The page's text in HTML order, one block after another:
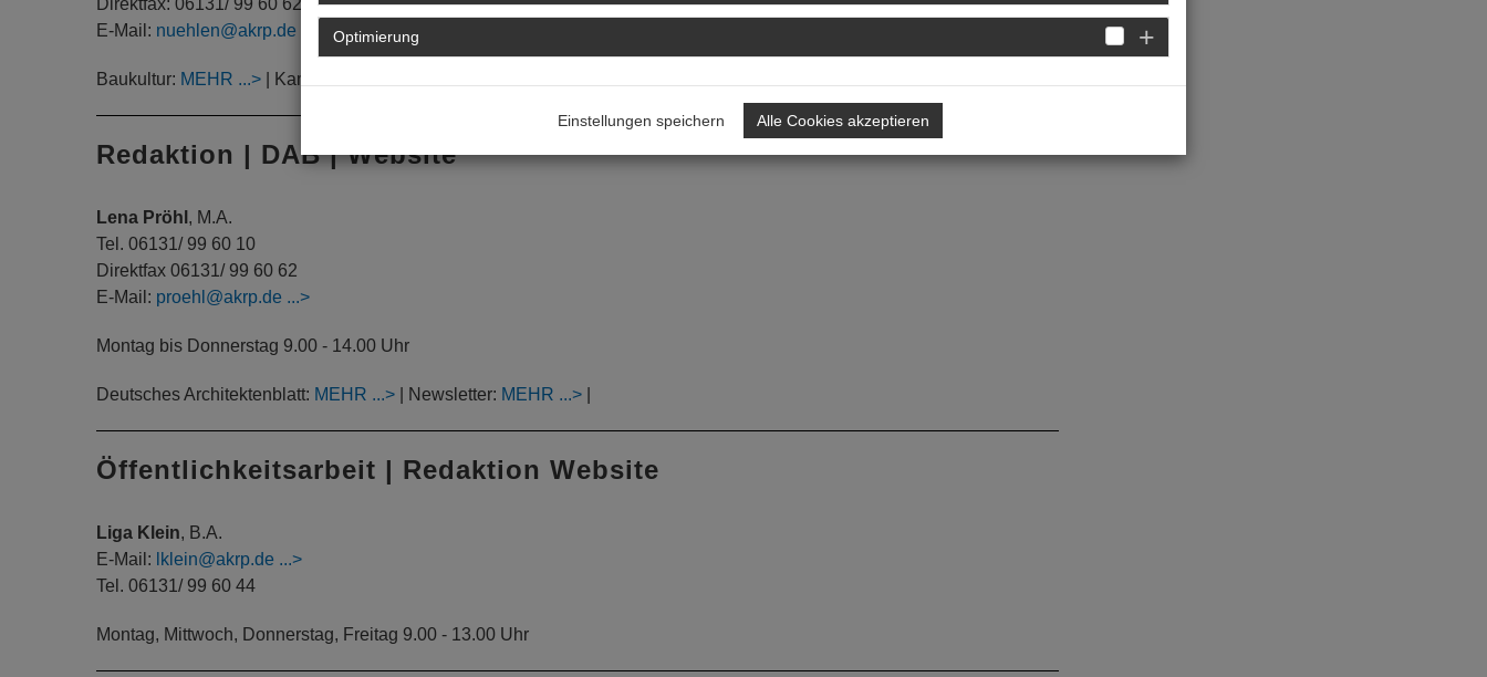
Direktfax: 06131/ 99 60 62
E-Mail: nuehlen@akrp.de
Baukultur: MEHR | Kammergruppen:
Redaktion | DAB | Website
Lena Pröhl , M.A.
Tel. 06131/ 99 60 10
Direktfax 06131/ 99 60 62
E-Mail: proehl@akrp.de
Montag bis Donnerstag 9.00 - 14.00 Uhr
Deutsches Architektenblatt: MEHR | Newsletter: MEHR
Öffentlichkeitsarbeit | Redaktion Website
Liga Klein, B.A.
E-Mail:
lklein@akrp.de
Tel. 06131/ 99 60 44
Montag, Mittwoch, Donnerstag, Freitag 9.00 - 13.00 Uhr
Optimierung
Einstellungen speichern Alle Cookies akzeptieren